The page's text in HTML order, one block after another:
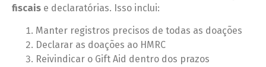
fiscais e declaratórias. Isso inclui:
Manter registros precisos de todas as doações
Declarar as doações ao HMRC
Reivindicar o Gift Aid dentro dos prazos